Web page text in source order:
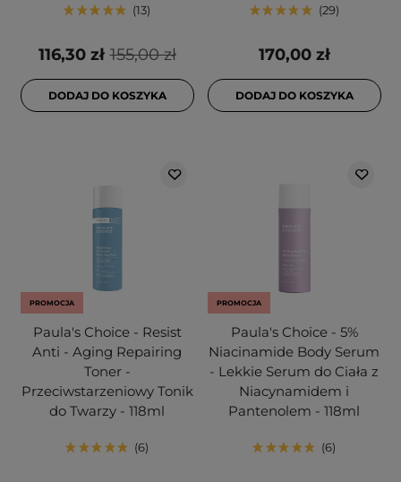
13
155,00 zł
116,30 zł
DODAJ DO KOSZYKA
29
170,00 zł
DODAJ DO KOSZYKA
PROMOCJA
Paula's Choice - Resist
Anti - Aging Repairing
Toner -
Przeciwstarzeniowy Tonik
do Twarzy - 118ml
6
PROMOCJA
Paula's Choice - 5%
Niacinamide Body Serum
- Lekkie Serum do Ciała z
Niacynamidem i
Pantenolem - 118ml
6